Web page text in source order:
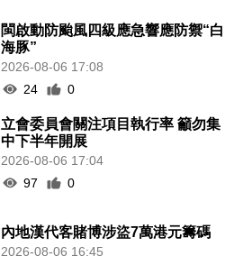
閩啟動防颱風四級應急響應防禦“白
海豚”
2026-08-06 17:08
24
0
立會委員會關注項目執行率 籲勿集
中下半年開展
2026-08-06 17:04
97
0
內地漢代客賭博涉盜7萬港元籌碼
2026-08-06 16:45